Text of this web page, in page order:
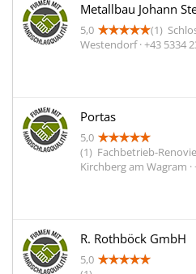
Metallbau Johann
5,0 (1)
Westendorf · +43 5334
Portas
5,0
(1) Fachbetrieb-
Kirchberg am Wagram ·
R. Rothböck GmbH
5,0